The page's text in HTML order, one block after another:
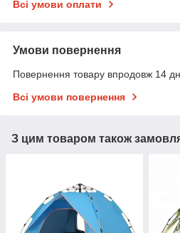
Всі умови оплати
Умови повернення
Повернення товару впродовж 14
Всі умови повернення
З цим товаром також